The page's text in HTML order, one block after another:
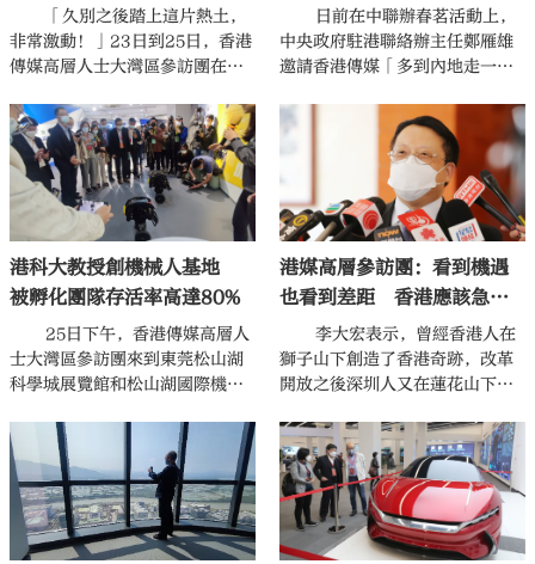
勢互補，一定能夠創造出新的更
大奇跡。香港傳媒人將利用好香
港對外傳播的獨特優勢，向內
地、香港乃至海外講好中國故
事、大灣區故事和廣東故事。
呈現不同領域價值，讓各路專家
積極建言。
「久別之後踏上這片熱土，
非常激動！」23日到25日，香港
傳媒高層人士大灣區參訪團在廣
日前在中聯辦春茗活動上，
中央政府駐港聯絡辦主任鄭雁雄
邀請香港傳媒「多到內地走一
團訪粵。本月23日到25日，香港
傳媒高層人士大灣區參訪團就前
往廣東開展考察活動。此次參訪
團規格高，由香港中聯辦組織，
成員由本港18家主流媒體高層組
成，香港中聯辦盧新寧副主任擔
任顧問。
港科大教授創機械人基地
被孵化團隊存活率高達80%
25日下午，香港傳媒高層人
士大灣區參訪團來到東莞松山湖
科學城展覽館和松山湖國際機械
勢互補、創業孵化創新模式、高
新技術轉化及科研成果產業化等
情況。
港媒高層參訪團：看到機遇
也看到差距 香港應該急起
直追李大宏表示，曾經香港人在
獅子山下創造了香港奇跡，改革
開放之後深圳人又在蓮花山下創
建設的不斷推進，在高質量發展
的新機遇之下，粵港兩地緊密合
作，優勢互補，一定能夠創造出
新的更大奇跡。